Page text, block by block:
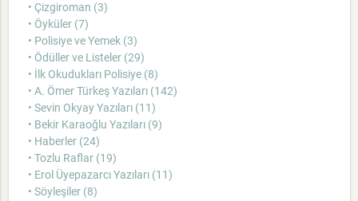
• Çizgiroman (3)
• Öyküler (7)
• Polisiye ve Yemek (3)
• Ödüller ve Listeler (29)
• İlk Okudukları Polisiye (8)
• A. Ömer Türkeş Yazıları (142)
• Sevin Okyay Yazıları (11)
• Bekir Karaoğlu Yazıları (9)
• Haberler (24)
• Tozlu Raflar (19)
• Erol Üyepazarcı Yazıları (11)
• Söyleşiler (8)